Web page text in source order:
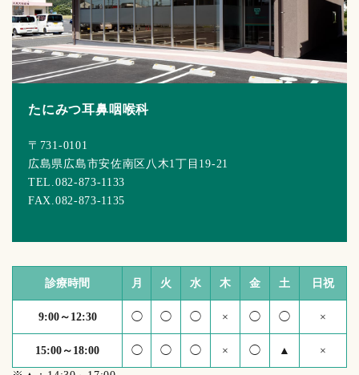
たにみつ耳鼻咽喉科
〒731-0101
広島県広島市安佐南区八木1丁目19-21
TEL.082-873-1133
FAX.082-873-1135
診療時間 月 火 水 木 金 土 日祝
9:00～12:30 ◯ ◯ ◯ × ◯ ◯ ×
15:00～18:00 ◯ ◯ ◯ × ◯ ▲ ×